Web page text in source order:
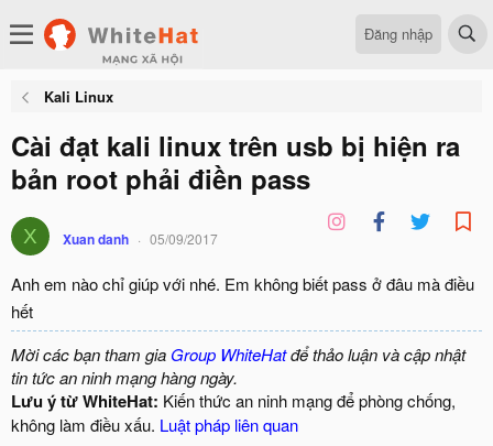
Đăng nhập
Kali Linux
Cài đạt kali linux trên usb bị hiện ra
bản root phải điền pass
X Xuan danh 05/09/2017
Anh em nào chỉ giúp với nhé. Em không biết pass ở đâu mà điều
hết
Mời các bạn tham gia Group WhiteHatđể thảo luận và cập nhật
tin tức an ninh mạng hàng ngày.
Lưu ý từ WhiteHat: Kiến thức an ninh mạng để phòng chống,
không làm điều xấu. Luật pháp liên quan